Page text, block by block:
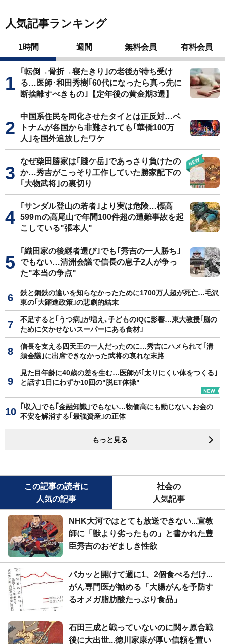
人気記事ランキング
1時間 週間 無料会員 有料会員
｢転倒→骨折→寝たきり｣の老後が待ち受け
る…医師･和田秀樹｢60代になったら真っ先に
断捨離すべきもの｣【定年後の黄金期3選】
中国系住民を同化させたタイとは正反対…ベ
トナムが各国から非難されても｢華僑100万
人｣を国外追放したワケ
なぜ柴田勝家は｢賤ケ岳｣であっさり負けたの
か…秀吉がこっそり工作していた勝家配下の
｢大物武将｣の裏切り
｢サンダル登山の若者｣より実は危険…標高
599ｍの高尾山で年間100件超の遭難事故を起
こしている"張本人"
｢織田家の後継者選び｣でも｢秀吉の一人勝ち｣
でもない…清洲会議で信長の息子2人が争っ
た"本当の争点"
鉄と鋼鉄の違いを知らなかったために1700万人超が死亡…毛沢
東の｢大躍進政策｣の悲劇的結末
不足すると｢うつ病｣が増え､子どものIQに影響…東大教授｢脳の
ために欠かせないスーパーにある食材｣
信長を支える四天王の一人だったのに…秀吉にハメられて｢清
須会議｣に出席できなかった武将の哀れな末路
見た目年齢に40歳の差を生む…医師が｢太りにくい体をつくる｣
と話す1日にわずか10回の"脱ET体操"
｢収入｣でも｢金融知識｣でもない…物価高にも動じない､お金の
不安を解消する｢最強資産｣の正体
もっと見る
この記事の読者に
人気の記事
社会の
人気記事
NHK大河ではとても放送できない...宣教
師に「獣より劣ったもの」と書かれた豊
臣秀吉のおぞましき性欲
パカッと開けて週に1、2個食べるだけ...
がん専門医が勧める「大腸がんを予防す
るオメガ脂肪酸たっぷり食品」
石田三成と戦っていないのに関ヶ原合戦
後に大出世...徳川家康が厚い信頼を置い